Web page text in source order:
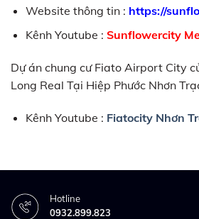
Website thông tin : https://
Kênh Youtube : Sunflowercity
Dự án chung cư Fiato Airport City
Long Real Tại Hiệp Phước Nhơn
Kênh Youtube : Fiatocity Nhơn
Hotline
0932.899.823